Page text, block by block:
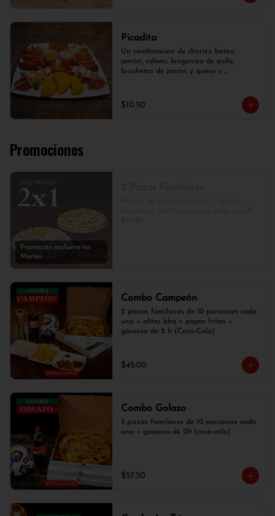
Picadita
Un combinación de chorizo botón,
jamón, salami, longaniza de pollo,
brochetas de jamón y queso y
$10.50
Promociones
Promoción exclusiva los
Martes.
Combo Campeón
2 pizzas familiares de 10 porciones cada
una + alitas bbq + papas fritas +
gaseosa de 2 lt (Coca-Cola)
$45.00
Combo Golazo
3 pizzas familiares de 10 porciones cada
una + gaseosa de 2lt (coca-cola)
$57.50